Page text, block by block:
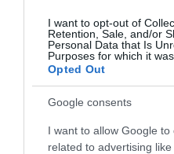
I want to opt-out of
Retention, Sale, and/or
Personal Data that Is
Purposes for which it
Opted Out
Google consents
I want to allow Google to
related to advertising